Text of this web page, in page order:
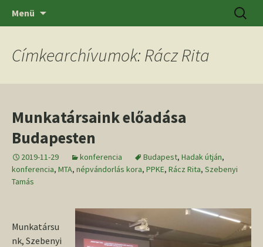
SZTE BTK Régészeti Tanszék
Menü
Címkearchívumok: Rácz Rita
Munkatársaink előadása
Budapesten
2019-11-29 konferencia Budapest, Hadak útján,
konferencia, MTA, népvándorlás kora, PPKE, Rácz Rita, Szebenyi
Tamás
Munkatársu
nk, Szebenyi